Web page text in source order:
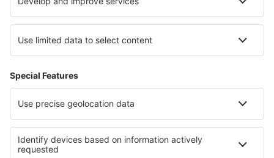
Země
Mezinárodní web-stránky
eSky.eu eSky.com eDestinos.com